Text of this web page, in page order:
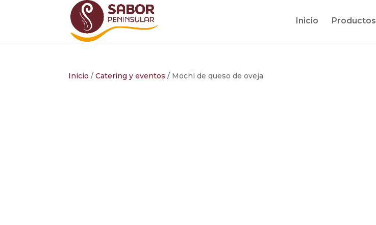
Inicio Productos
Inicio /Catering y eventos / Mochi de queso de oveja